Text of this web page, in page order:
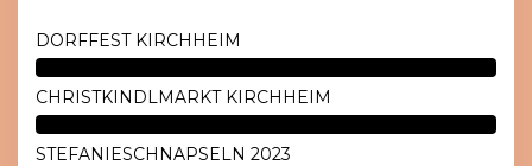
DORFFEST KIRCHHEIM
CHRISTKINDLMARKT KIRCHHEIM
STEFANIESCHNAPSELN 2023